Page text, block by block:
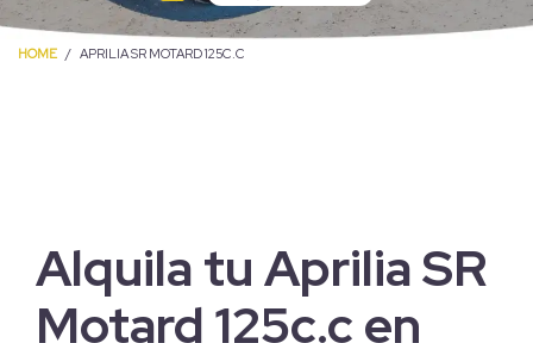
HOME APRILIA SR MOTARD 125C.C
Alquila tu Aprilia SR
Motard 125c.c en